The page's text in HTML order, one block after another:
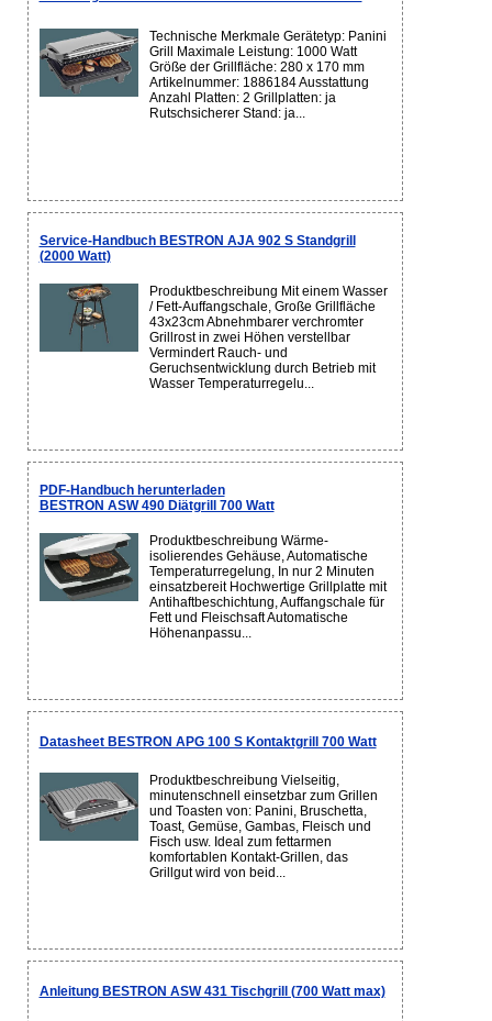
Technische Merkmale Gerätetyp: Panini
Grill Maximale Leistung: 1000 Watt
Größe der Grillfläche: 280 x 170 mm
Artikelnummer: 1886184 Ausstattung
Anzahl Platten: 2 Grillplatten: ja
Rutschsicherer Stand: ja...
Service-Handbuch BESTRON AJA 902 S Standgrill
(2000 Watt)
Produktbeschreibung Mit einem Wasser
/ Fett-Auffangschale, Große Grillfläche
43x23cm Abnehmbarer verchromter
Grillrost in zwei Höhen verstellbar
Vermindert Rauch- und
Geruchsentwicklung durch Betrieb mit
Wasser Temperaturregelu...
PDF-Handbuch herunterladen
BESTRON ASW 490 Diätgrill 700 Watt
Produktbeschreibung Wärme-
isolierendes Gehäuse, Automatische
Temperaturregelung, In nur 2 Minuten
einsatzbereit Hochwertige Grillplatte mit
Antihaftbeschichtung, Auffangschale für
Fett und Fleischsaft Automatische
Höhenanpassu...
Datasheet BESTRON APG 100 S Kontaktgrill 700 Watt
Produktbeschreibung Vielseitig,
minutenschnell einsetzbar zum Grillen
und Toasten von: Panini, Bruschetta,
Toast, Gemüse, Gambas, Fleisch und
Fisch usw. Ideal zum fettarmen
komfortablen Kontakt-Grillen, das
Grillgut wird von beid...
Anleitung BESTRON ASW 431 Tischgrill (700 Watt max)